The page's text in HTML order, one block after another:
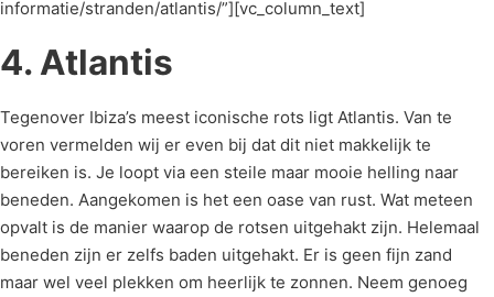
informatie/stranden/atlantis/”][vc_column_text]
4. Atlantis
Tegenover Ibiza’s meest iconische rots ligt Atlantis. Van te
voren vermelden wij er even bij dat dit niet makkelijk te
bereiken is. Je loopt via een steile maar mooie helling naar
beneden. Aangekomen is het een oase van rust. Wat meteen
opvalt is de manier waarop de rotsen uitgehakt zijn. Helemaal
beneden zijn er zelfs baden uitgehakt. Er is geen fijn zand
maar wel veel plekken om heerlijk te zonnen. Neem genoeg